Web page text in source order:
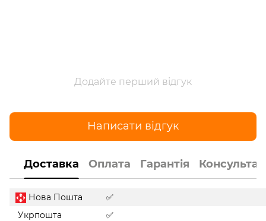
Додайте перший відгук
Написати відгук
Доставка Оплата Гарантія
Нова Пошта
✅
Укрпошта
✅